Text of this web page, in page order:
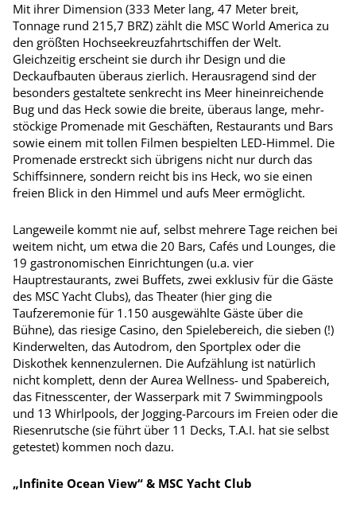
Mit ihrer Dimension (333 Meter lang, 47 Meter breit,
Tonnage rund 215,7 BRZ) zählt die MSC World America zu
den größten Hochseekreuzfahrtschiffen der Welt.
Gleichzeitig erscheint sie durch ihr Design und die
Deckaufbauten überaus zierlich. Herausragend sind der
besonders gestaltete senkrecht ins Meer hineinrei­chende
Bug und das Heck sowie die breite, überaus lange, mehr­
stöckige Promenade mit Geschäften, Restaurants und Bars
sowie einem mit tollen Filmen bespielten LED-Himmel. Die
Promenade erstreckt sich übrigens nicht nur durch das
Schiffsinnere, sondern reicht bis ins Heck, wo sie einen
freien Blick in den Himmel und aufs Meer ermöglicht.
Langeweile kommt nie auf, selbst mehrere Tage reichen bei
weitem nicht, um etwa die 20 Bars, Cafés und Lounges, die
19 gastronomischen Einrichtungen (u.a. vier
Hauptrestaurants, zwei Buffets, zwei exklusiv für die Gäste
des MSC Yacht Clubs), das Theater (hier ging die
Taufzeremonie für 1.150 ausgewählte Gäste über die
Bühne), das riesige Casino, den Spielebereich, die sieben (!)
Kinderwelten, das Autodrom, den Sportplex oder die
Diskothek kennenzulernen. Die Aufzählung ist natürlich
nicht komplett, denn der Aurea Wellness- und Spabereich,
das Fitnesscenter, der Wasserpark mit 7 Swimmingpools
und 13 Whirlpools, der Jogging-Parcours im Freien oder die
Riesenrutsche (sie führt über 11 Decks, T.A.I. hat sie selbst
getestet) kommen noch dazu.
„Infinite Ocean View“ & MSC Yacht Club